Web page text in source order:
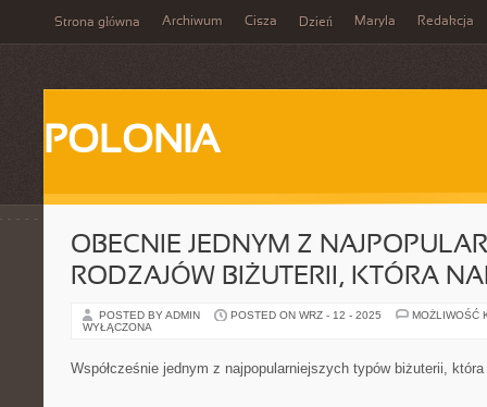
Strona główna Archiwum Cisza Dzień Maryla Redakcja
POLONIA
OBECNIE JEDNYM Z
RODZAJÓW BIŻUTERII, KTÓRA
POSTED BY ADMIN POSTED ON WRZ - 12 - 2025
MOŻLIWOŚĆ
WYŁĄCZONA
Współcześnie jednym z najpopularniejszych typów biżuterii,